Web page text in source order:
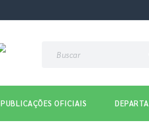
PUBLICAÇÕES OFICIAIS